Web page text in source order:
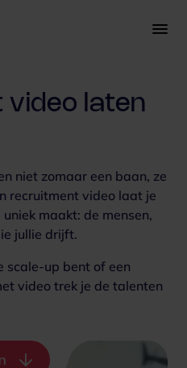
video laten
niet zomaar een baan, ze
recruitment video laat je
maakt: de mensen,
jullie drijft.
scale-up bent of een
video trek je de talenten